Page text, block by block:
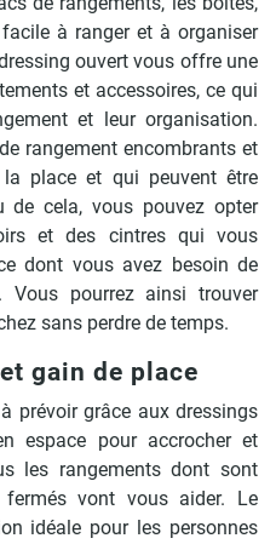
à ranger et à organiser
ouvert vous offre une
et accessoires, ce qui
et leur organisation.
rangement encombrants et
place et qui peuvent être
de cela, vous pouvez opter
et des cintres qui vous
dont vous avez besoin de
Vous pourrez ainsi trouver
sans perdre de temps.
gain de place
prévoir grâce aux dressings
espace pour accrocher et
les rangements dont sont
vont vous aider. Le
idéale pour les personnes